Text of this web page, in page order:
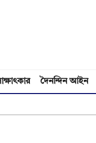
দৈনন্দিন আইন